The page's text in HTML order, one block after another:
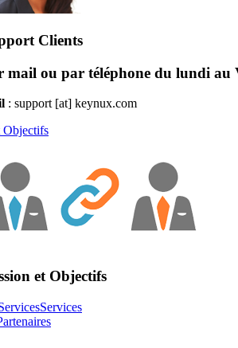
Clients
mail ou par téléphone du lundi au
: support [at] keynux.com
Objectifs
et Objectifs
Services